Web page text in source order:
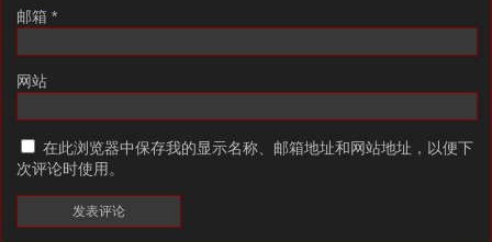
邮箱 *
网站
在此浏览器中保存我的显示名称、邮箱地址和网站地址，以便下
次评论时使用。